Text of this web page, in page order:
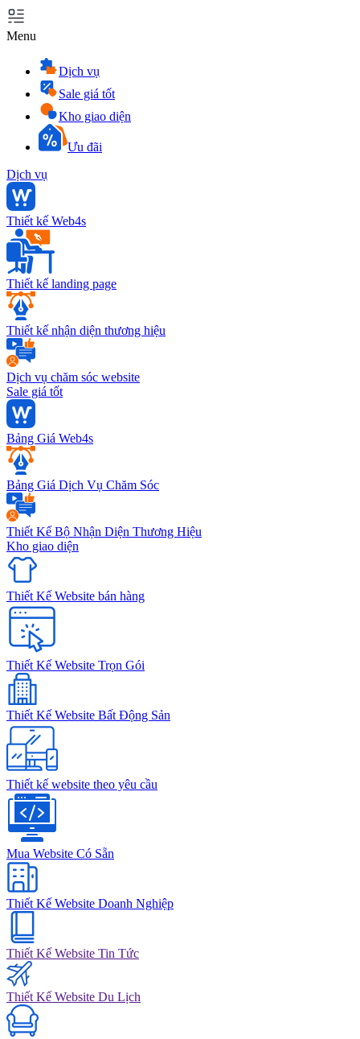
Menu
Dịch vụ
Sale giá tốt
Kho giao diện
Ưu đãi
Dịch vụ
Thiết kế Web4s
Thiết kế landing page
Thiết kế nhận diện thương hiệu
Dịch vụ chăm sóc website
Sale giá tốt
Bảng Giá Web4s
Bảng Giá Dịch Vụ Chăm Sóc
Thiết Kế Bộ Nhận Diện Thương Hiệu
Kho giao diện
Thiết Kế Website bán hàng
Thiết Kế Website Trọn Gói
Thiết Kế Website Bất Động Sản
Thiết kế website theo yêu cầu
Mua Website Có Sẵn
Thiết Kế Website Doanh Nghiệp
Thiết Kế Website Tin Tức
Thiết Kế Website Du Lịch